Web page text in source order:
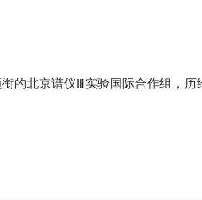
的北京谱仪Ⅲ实验国际合作组，